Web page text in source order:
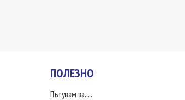
ПОЛЕЗНО
Пътувам за.....